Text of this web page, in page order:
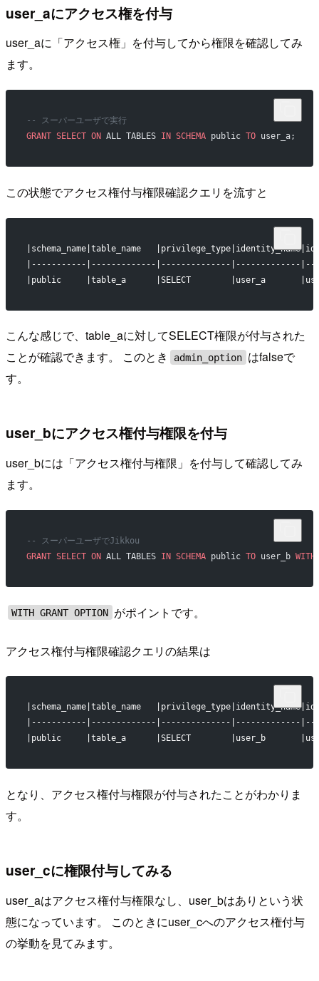
user_aにアクセス権を付与
user_aに「アクセス権」を付与してから権限を確認してみ
ます。
-- スーパーユーザで実行
GRANT SELECT ON ALL TABLES IN SCHEMA public TO user_a;
この状態でアクセス権付与権限確認クエリを流すと
|schema_name|table_name
|-----------|-------------|--------------|-------------
|public     |table_a      |SELECT        |user_a
こんな感じで、table_aに対してSELECT権限が付与された
ことが確認できます。 このとき
admin_option はfalseで
す。
user_bにアクセス権付与権限を付与
user_bには「アクセス権付与権限」を付与して確認してみ
ます。
-- スーパーユーザでJikkou
GRANT SELECT ON ALL TABLES IN SCHEMA public TO user_b WITH
WITH GRANT OPTION がポイントです。
アクセス権付与権限確認クエリの結果は
|schema_name|table_name
|-----------|-------------|--------------|-------------
|public     |table_a      |SELECT        |user_b
となり、アクセス権付与権限が付与されたことがわかりま
す。
user_cに権限付与してみる
user_aはアクセス権付与権限なし、user_bはありという状
態になっています。 このときにuser_cへのアクセス権付与
の挙動を見てみます。